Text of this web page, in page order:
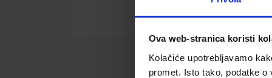
Ova web-stranica koristi
Kolačiće upotrebljavamo
promet. Isto tako, podatke